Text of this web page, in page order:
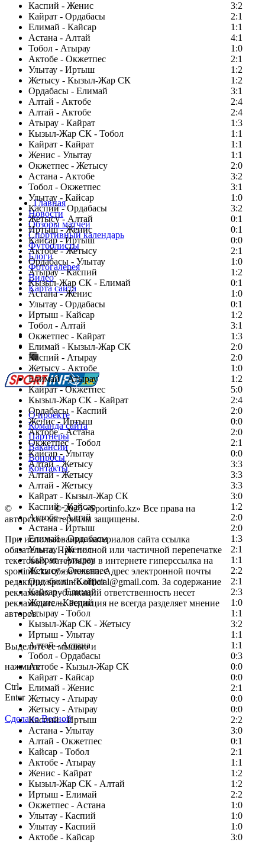
Каспий - Женис
3:2
Кайрат - Ордабасы
2:1
Елимай - Кайсар
1:1
Астана - Алтай
4:1
Тобол - Атырау
1:0
Актобе - Окжетпес
2:1
Улытау - Иртыш
1:2
Жетысу - Кызыл-Жар СК
1:2
Ордабасы - Елимай
3:1
Алтай - Актобе
2:4
Алтай - Актобе
2:4
Атырау - Кайрат
1:3
Кызыл-Жар СК - Тобол
1:1
Кайрат - Кайрат
1:1
Женис - Улытау
1:1
Окжетпес - Жетысу
2:0
Астана - Актобе
3:2
Тобол - Окжетпес
3:1
Улытау - Кайсар
1:0
Каспий - Ордабасы
3:2
Жетысу - Алтай
0:1
Иртыш - Женис
0:1
Кайсар - Иртыш
0:0
Актобе - Жетысу
2:1
Ордабасы - Улытау
1:0
Атырау - Каспий
1:2
Кызыл-Жар СК - Елимай
0:1
Астана - Женис
1:0
Улытау - Ордабасы
0:1
Иртыш - Кайсар
1:2
Тобол - Алтай
3:1
Окжетпес - Кайрат
1:3
Елимай - Кызыл-Жар СК
2:0
Каспий - Атырау
2:0
Жетысу - Актобе
1:0
Елимай - Атырау
1:2
Кайрат - Окжетпес
5:0
Кызыл-Жар СК - Кайрат
2:4
Ордабасы - Каспий
2:0
Женис - Иртыш
0:0
Актобе - Астана
2:0
Окжетпес - Тобол
2:1
Кайсар - Улытау
0:0
Алтай - Жетысу
3:3
Алтай - Жетысу
3:3
Алтай - Жетысу
3:3
Кайрат - Кызыл-Жар СК
3:0
Каспий - Кайсар
1:2
Актобе - Алтай
2:0
Астана - Иртыш
2:0
Елимай - Ордабасы
1:3
Улытау - Женис
2:1
Кайрат - Атырау
1:1
Жетысу - Окжетпес
2:2
Ордабасы - Кайрат
2:1
Кайсар - Елимай
2:3
Женис - Каспий
1:0
Атырау - Тобол
1:1
Кызыл-Жар СК - Жетысу
3:2
Иртыш - Улытау
1:1
Алтай - Астана
1:1
Тобол - Ордабасы
0:3
Актобе - Кызыл-Жар СК
0:0
Кайрат - Кайсар
0:0
Елимай - Женис
2:1
Жетысу - Атырау
0:0
Жетысу - Атырау
0:0
Каспий - Иртыш
2:2
Астана - Улытау
3:0
Алтай - Окжетпес
0:1
Кайсар - Тобол
2:1
Актобе - Атырау
1:1
Женис - Кайрат
1:2
Кызыл-Жар СК - Алтай
1:2
Иртыш - Елимай
2:2
Окжетпес - Астана
1:0
Улытау - Каспий
1:0
Улытау - Каспий
1:0
Актобе - Кайсар
3:0
Главная
Новости
Обзоры матчей
Спортивный календарь
Футболисты
Блоги
Фотогалерея
Видео
Карта сайта
Есть идея?
Сообщить о мероприятии
Перейти на старый сайт
О проекте
Команда сайта
Партнеры
Вакансии
Вопросы
Контакты
© Copyright© 2025 «Sportinfo.kz» Все права на
авторские материалы защищены.
При использовании материалов сайта ссылка
обязательна. При полной или частичной перепечатке
текстовых материалов в интернете гиперссылка на
sportinfo.kz обязательна. Адрес электронной почты
редакции: sportinfo.official@gmail.com. За содержание
рекламных публикаций ответственность несет
рекламодатель. Редакция не всегда разделяет мнение
авторов.
Заметили ошибку в тексте?
Выделите ее мышью и
нажмите
Ctrl
Enter
Сделано Весной